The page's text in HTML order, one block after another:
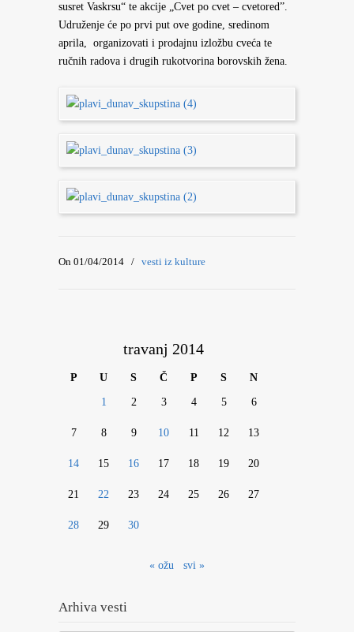
susret Vaskrsu“ te akcije „Cvet po cvet – cvetored”.
Udruženje će po prvi put ove godine, sredinom
aprila, organizovati i prodajnu izložbu cveća te
ručnih radova i drugih rukotvorina borovskih žena.
On 01/04/2014 / vesti iz kulture
travanj 2014
P U S Č P S N
1 2 3 4 5 6
7 8 9 10 11 12 13
14 15 16 17 18 19 20
21 22 23 24 25 26 27
28 29 30
« ožu svi »
Arhiva vesti